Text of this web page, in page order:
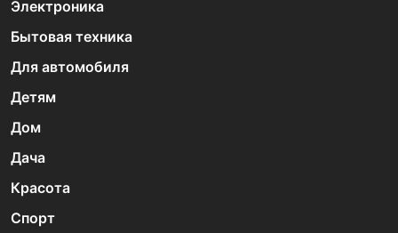
Электроника
Бытовая техника
Для автомобиля
Детям
Дом
Дача
Красота
Спорт